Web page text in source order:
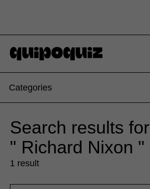
Categories
Search results for
" Richard Nixon "
1 result